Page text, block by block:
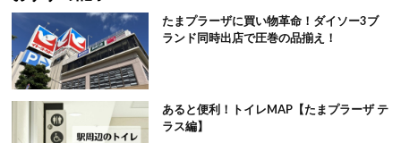
たまプラーザに買い物革命！ダイソー3ブ
ランド同時出店で圧巻の品揃え！
あると便利！トイレMAP【たまプラーザ テ
ラス編】